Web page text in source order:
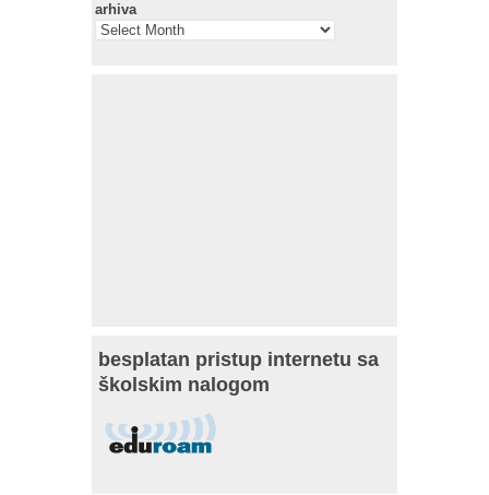
arhiva
besplatan pristup internetu sa
školskim nalogom